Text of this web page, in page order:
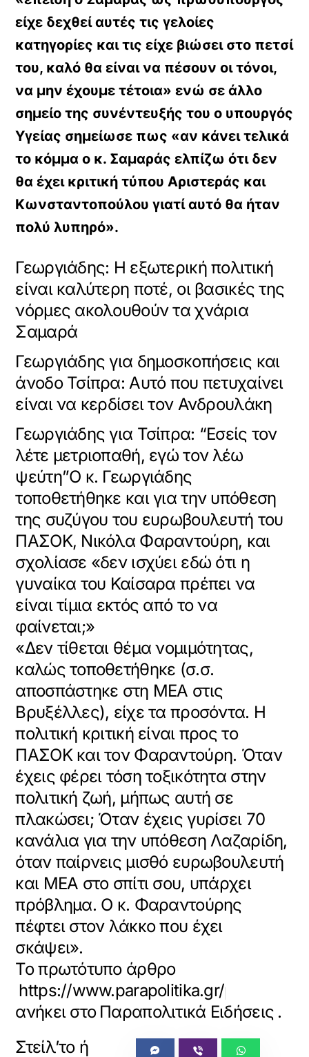
είχε δεχθεί αυτές τις γελοίες
κατηγορίες και τις είχε βιώσει στο πετσί
του, καλό θα είναι να πέσουν οι τόνοι,
να μην έχουμε τέτοια» ενώ σε άλλο
σημείο της συνέντευξής του ο υπουργός
Υγείας σημείωσε πως «αν κάνει τελικά
το κόμμα ο κ. Σαμαράς ελπίζω ότι δεν
θα έχει κριτική τύπου Αριστεράς και
Κωνσταντοπούλου γιατί αυτό θα ήταν
πολύ λυπηρό».
Γεωργιάδης: Η εξωτερική πολιτική
είναι καλύτερη ποτέ, οι βασικές της
νόρμες ακολουθούν τα χνάρια
Σαμαρά
Γεωργιάδης για δημοσκοπήσεις και
άνοδο Τσίπρα: Αυτό που πετυχαίνει
είναι να κερδίσει τον Ανδρουλάκη
Γεωργιάδης για Τσίπρα: “Εσείς τον
λέτε μετριοπαθή, εγώ τον λέω
ψεύτη”Ο κ. Γεωργιάδης
τοποθετήθηκε και για την υπόθεση
της συζύγου του ευρωβουλευτή του
ΠΑΣΟΚ, Νικόλα Φαραντούρη, και
σχολίασε «δεν ισχύει εδώ ότι η
γυναίκα του Καίσαρα πρέπει να
είναι τίμια εκτός από το να
φαίνεται;»
«Δεν τίθεται θέμα νομιμότητας,
καλώς τοποθετήθηκε (σ.σ.
αποσπάστηκε στη ΜΕΑ στις
Βρυξέλλες), είχε τα προσόντα. Η
πολιτική κριτική είναι προς το
ΠΑΣΟΚ και τον Φαραντούρη. Όταν
έχεις φέρει τόση τοξικότητα στην
πολιτική ζωή, μήπως αυτή σε
πλακώσει; Όταν έχεις γυρίσει 70
κανάλια για την υπόθεση Λαζαρίδη,
όταν παίρνεις μισθό ευρωβουλευτή
και ΜΕΑ στο σπίτι σου, υπάρχει
πρόβλημα. Ο κ. Φαραντούρης
πέφτει στον λάκκο που έχει
σκάψει».
Το πρωτότυπο άρθρο
https://www.parapolitika.gr/politiki/
ανήκει στο Παραπολιτικά Ειδήσεις .